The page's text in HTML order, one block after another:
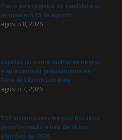
Prazo para registro de candidaturas
termina em 15 de agosto
agosto 8, 2026
Espetáculo sobre mulheres negras
é apresentado gratuitamente na
Casa da Vila em Londrina
agosto 7, 2026
TSE institui conselho para fiscalizar
desinformação e uso de IA nas
eleições de 2026